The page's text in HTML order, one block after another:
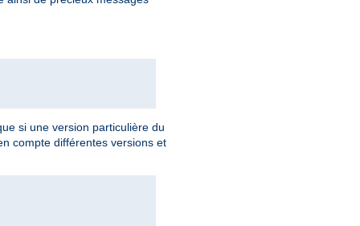
si une version particulière du
compte différentes versions et